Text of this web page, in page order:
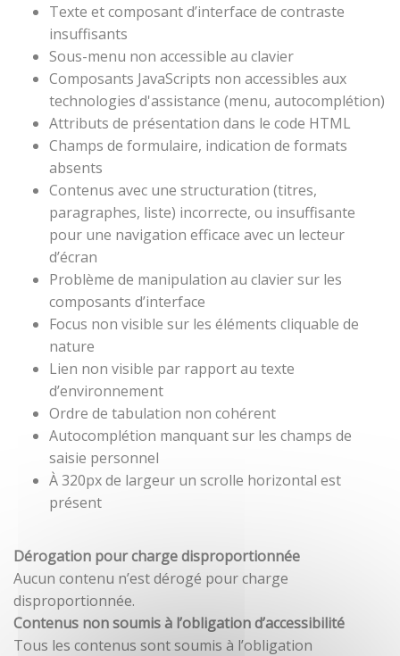
Texte et composant d’interface de contraste
insuffisants
Sous-menu non accessible au clavier
Composants JavaScripts non accessibles aux
technologies d'assistance (menu, autocomplétion)
Attributs de présentation dans le code HTML
Champs de formulaire, indication de formats
absents
Contenus avec une structuration (titres,
paragraphes, liste) incorrecte, ou insuffisante
pour une navigation efficace avec un lecteur
d’écran
Problème de manipulation au clavier sur les
composants d’interface
Focus non visible sur les éléments cliquable de
nature
Lien non visible par rapport au texte
d’environnement
Ordre de tabulation non cohérent
Autocomplétion manquant sur les champs de
saisie personnel
À 320px de largeur un scrolle horizontal est
présent
Dérogation pour charge disproportionnée
Aucun contenu n’est dérogé pour charge
disproportionnée.
Contenus non soumis à l’obligation d’accessibilité
Tous les contenus sont soumis à l’obligation